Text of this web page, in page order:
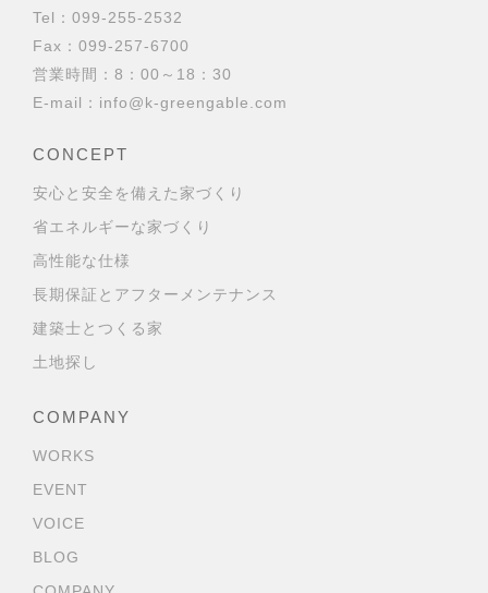
Tel： 099-255-2532
Fax：099-257-6700
営業時間：8：00～18：30
E-mail： info@k-greengable.com
CONCEPT
安心と安全を備えた家づくり
省エネルギーな家づくり
高性能な仕様
長期保証とアフターメンテナンス
建築士とつくる家
土地探し
COMPANY
WORKS
EVENT
VOICE
BLOG